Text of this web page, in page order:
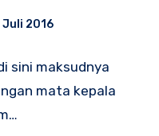
Juli 2016
sini maksudnya
mata kepala